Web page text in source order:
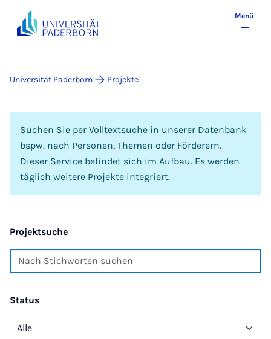
Menü
Universität Paderborn Projekte
Suchen Sie per Volltextsuche in unserer Datenbank
bspw. nach Personen, Themen oder Förderern.
Dieser Service befindet sich im Aufbau. Es werden
täglich weitere Projekte integriert.
Projektsuche
Status